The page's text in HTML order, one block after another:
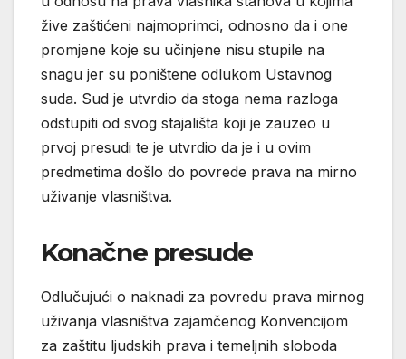
žive zaštićeni najmoprimci, odnosno da i one
promjene koje su učinjene nisu stupile na
snagu jer su poništene odlukom Ustavnog
suda. Sud je utvrdio da stoga nema razloga
odstupiti od svog stajališta koji je zauzeo u
prvoj presudi te je utvrdio da je i u ovim
predmetima došlo do povrede prava na mirno
uživanje vlasništva.
Konačne presude
Odlučujući o naknadi za povredu prava mirnog
uživanja vlasništva zajamčenog Konvencijom
za zaštitu ljudskih prava i temeljnih sloboda